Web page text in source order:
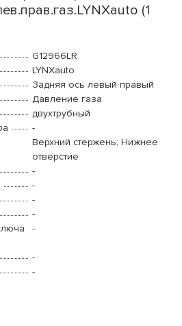
(1
G12966LR
LYNXauto
Задняя ось левый правый
Давление газа
двухтрубный
-
Верхний стержень; Нижнее
отверстие
-
-
-
-
-
-
-